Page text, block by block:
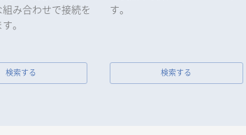
み合わせで接続を
。
検索する
す。
検索する